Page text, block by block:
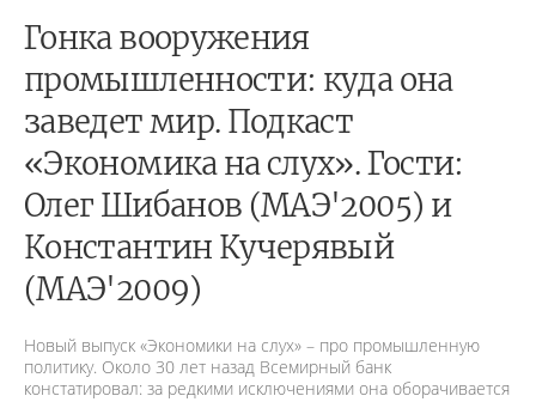
Гонка вооружения
промышленности: куда она
заведет мир. Подкаст
«Экономика на слух». Гости:
Олег Шибанов (МАЭ'2005) и
Константин Кучерявый
(МАЭ'2009)
Новый выпуск «Экономики на слух» – про промышленную
политику. Около 30 лет назад Всемирный банк
констатировал: за редкими исключениями она оборачивается